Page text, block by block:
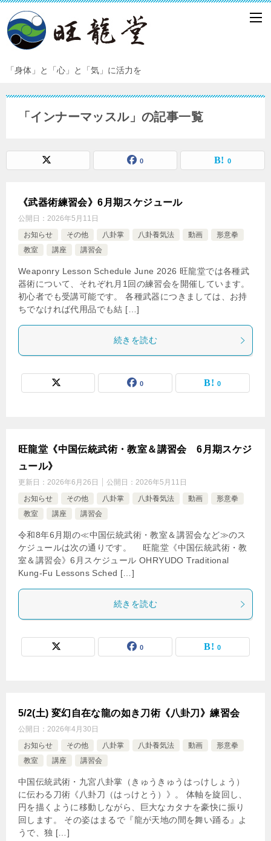
「身体」と「心」と「気」に活力を
「インナーマッスル」の記事一覧
0 0
《武器術練習会》6月期スケジュール
公開日： 2026年5月11日
お知らせ
その他 八卦掌 八卦養気法 動画
形意拳
教室
講座 講習会
Weaponry Lesson Schedule June 2026 旺龍堂では各種武
器術について、それぞれ月1回の練習会を開催しています。
初心者でも受講可能です。 各種武器につきましては、お持
ちでなければ代用品でも結 […]
続きを読む
0 0
旺龍堂《中国伝統武術・教室＆講習会 6月期スケジ
ュール》
更新日： 2026年6月26日 公開日： 2026年5月11日
お知らせ
その他 八卦掌 八卦養気法 動画
形意拳
教室
講座 講習会
令和8年6月期の≪中国伝統武術・教室＆講習会など≫のス
ケジュールは次の通りです。 旺龍堂《中国伝統武術・教
室＆講習会》6月スケジュール OHRYUDO Traditional
Kung-Fu Lessons Sched […]
続きを読む
0 0
5/2(土) 変幻自在な龍の如き刀術《八卦刀》練習会
公開日： 2026年4月30日
お知らせ
その他 八卦掌 八卦養気法 動画
形意拳
教室
講座 講習会
中国伝統武術・九宮八卦掌（きゅうきゅうはっけしょう）
に伝わる刀術《八卦刀（はっけとう）》。 体軸を旋回し、
円を描くように移動しながら、巨大なカタナを豪快に振り
回します。 その姿はまるで『龍が天地の間を舞い踊る』よ
うで、独 […]